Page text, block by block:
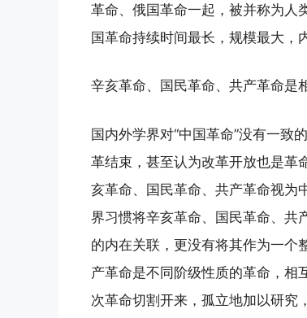
革命、俄国革命一起，被并称为人
国革命持续时间最长，规模最大，
辛亥革命、国民革命、共产革命是
国内外学界对“中国革命”没有一致
革结束，甚至认为改革开放也是革
亥革命、国民革命、共产革命视为
界习惯将辛亥革命、国民革命、共
的内在关联，更没有将其作为一个
产革命是不同阶级性质的革命，相
次革命切割开来，孤立地加以研究